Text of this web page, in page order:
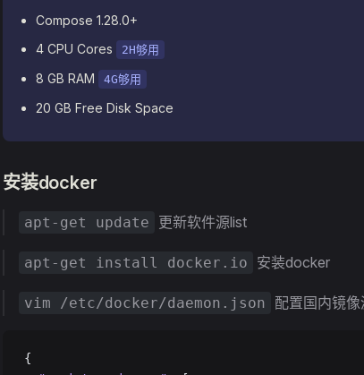
Compose 1.28.0+
4 CPU Cores
2H够用
8 GB RAM 4G够用
20 GB Free Disk Space
安装docker
apt-get update 更新软件源list
apt-get install docker.io 安装docker
vim /etc/docker/daemon.json 配置国内镜像
{